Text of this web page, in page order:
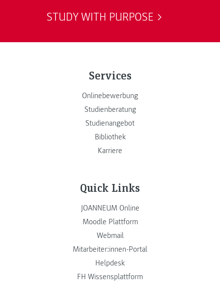
STUDY WITH PURPOSE
Services
Onlinebewerbung
Studienberatung
Studienangebot
Bibliothek
Karriere
Quick Links
JOANNEUM Online
Moodle Plattform
Webmail
Mitarbeiter:innen-Portal
Helpdesk
FH Wissensplattform